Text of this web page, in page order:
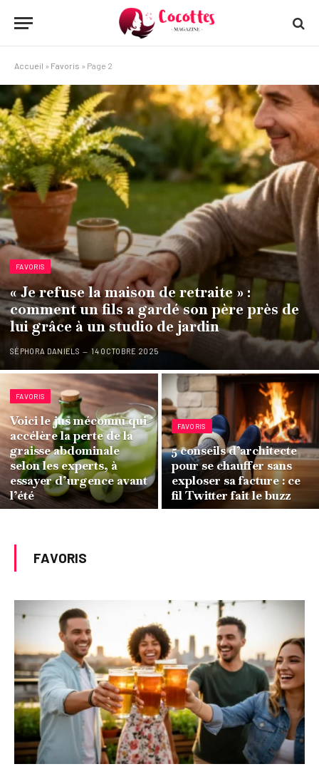
Accueil » Favoris » Page 2
FAVORIS
« Je refuse la maison de retraite » :
comment un fils a gardé son père près de
lui grâce à un studio de jardin
SÉPHORA DANIELS 14 OCTOBRE 2025
FAVORIS
Voici le jus méconnu qui
accélère la perte de la
graisse abdominale
selon les experts, à
essayer d’urgence avant
l’été
FAVORIS
5 conseils d’architecte
pour se chauffer sans
exploser sa facture : ce
fil Twitter fait le buzz
FAVORIS